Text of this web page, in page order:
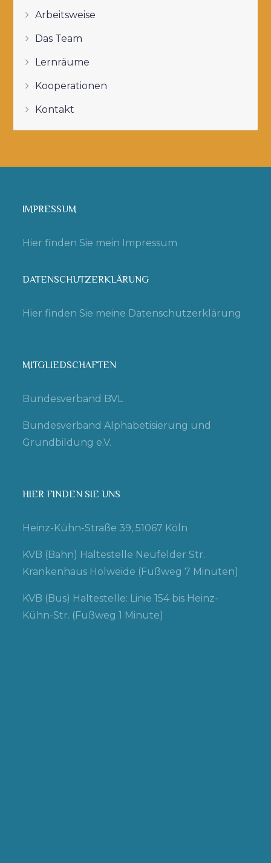
Arbeitsweise
Das Team
Lernräume
Kooperationen
Kontakt
IMPRESSUM
Hier finden Sie mein Impressum
DATENSCHUTZERKLÄRUNG
Hier finden Sie meine Datenschutzerklärung
MITGLIEDSCHAFTEN
Bundesverband BVL
Bundesverband Alphabetisierung und
Grundbildung e.V.
HIER FINDEN SIE UNS
Heinz-Kühn-Straße 39, 51067 Köln
KVB (Bahn) Haltestelle Neufelder Str.
Krankenhaus Holweide (Fußweg 7 Minuten)
KVB (Bus) Haltestelle: Linie 154 bis Heinz-
Kühn-Str. (Fußweg 1 Minute)